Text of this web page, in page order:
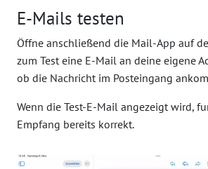
E-Mails testen
Öffne anschließend die Mail-App auf
zum Test eine E-Mail an deine eigene
ob die Nachricht im Posteingang
Wenn die Test-E-Mail angezeigt wird,
Empfang bereits korrekt.